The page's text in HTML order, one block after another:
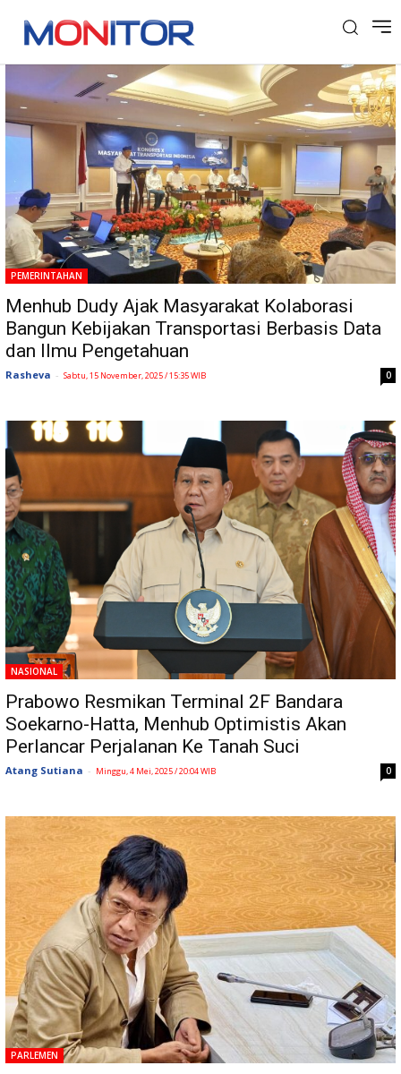
Tag: Menhub
PEMERINTAHAN
Menhub Dudy Ajak Masyarakat Kolaborasi
Bangun Kebijakan Transportasi Berbasis Data
dan Ilmu Pengetahuan
Rasheva - Sabtu, 15 November, 2025 / 15:35 WIB 0
NASIONAL
Prabowo Resmikan Terminal 2F Bandara
Soekarno-Hatta, Menhub Optimistis Akan
Perlancar Perjalanan Ke Tanah Suci
Atang Sutiana - Minggu, 4 Mei, 2025 / 20:04 WIB 0
PARLEMEN